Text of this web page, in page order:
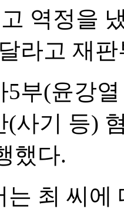
역정을
라고 재
5부(윤강
(사기 등)
했다.
는 최 씨에